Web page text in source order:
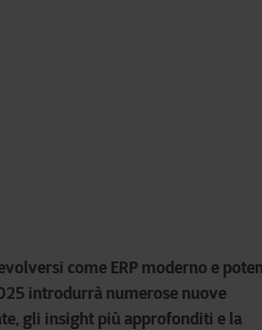
come ERP moderno e
introdurrà numerose nuove
gli insight più approfonditi e la